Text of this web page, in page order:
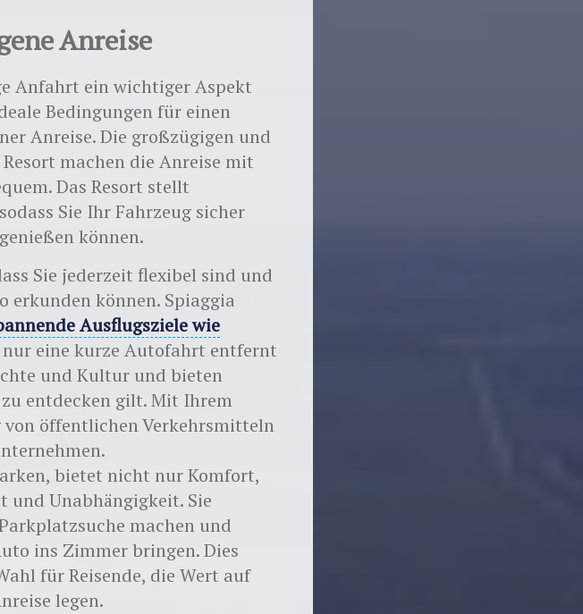
Anreise
Anfahrt ein wichtiger Aspekt
Bedingungen für einen
Anreise. Die großzügigen und
machen die Anreise mit
Das Resort stellt
Sie Ihr Fahrzeug sicher
können.
Sie jederzeit flexibel sind und
erkunden können. Spiaggia
Ausflugsziele wie
nur eine kurze Autofahrt entfernt
und Kultur und bieten
entdecken gilt. Mit Ihrem
von öffentlichen Verkehrsmitteln
bietet nicht nur Komfort,
und Unabhängigkeit. Sie
machen und
ins Zimmer bringen. Dies
für Reisende, die Wert auf
legen.